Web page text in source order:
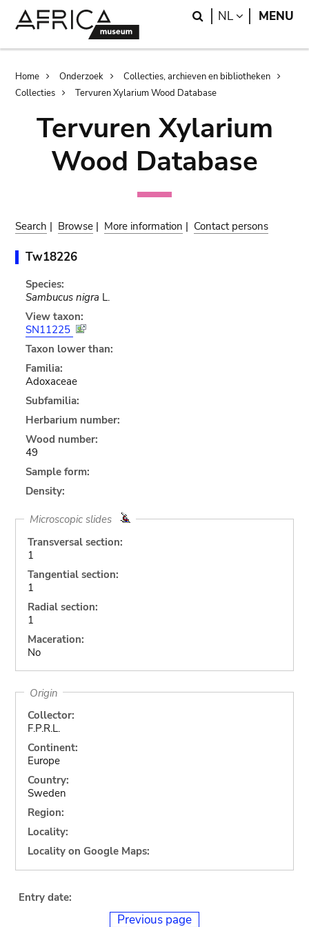
Search
NL LANGUAGE
MENU
Breadcrumb
Home Onderzoek
Collecties, archieven en bibliotheken
Collecties
Tervuren Xylarium Wood Database
Tervuren Xylarium
Wood Database
Search | Browse | More information | Contact persons
Tw18226
Species:
Sambucus nigra L.
View taxon:
SN11225
Taxon lower than:
Familia:
Adoxaceae
Subfamilia:
Herbarium number:
Wood number:
49
Sample form:
Density:
Microscopic slides
Transversal section:
1
Tangential section:
1
Radial section:
1
Maceration:
No
Origin
Collector:
F.P.R.L.
Continent:
Europe
Country:
Sweden
Region:
Locality:
Locality on Google Maps:
Entry date:
Previous page